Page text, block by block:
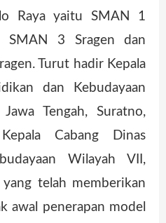
Raya yaitu SMAN 1
SMAN 3 Sragen dan
Turut hadir Kepala
dan Kebudayaan
Tengah, Suratno,
Cabang Dinas
Wilayah VII,
yang telah memberikan
awal penerapan model